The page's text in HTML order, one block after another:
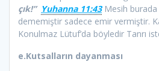
çık!” Yuhanna 11:43Mesih burada
dememiştir sadece emir vermiştir.
Konulmaz Lütuf’da böyledir Tanrı
e.Kutsalların dayanması